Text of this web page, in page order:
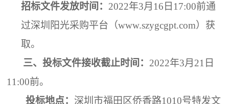
招标文件发放时间： 2022年3月 16 日 1 7:00前通
过深圳阳光采购平台（www.szygcgpt.com）获
取。
三、投标文件接收截止时间： 2022年3月 21 日
1 1 :00前。
投标地点： 深圳市福田区侨香路1010号特发文